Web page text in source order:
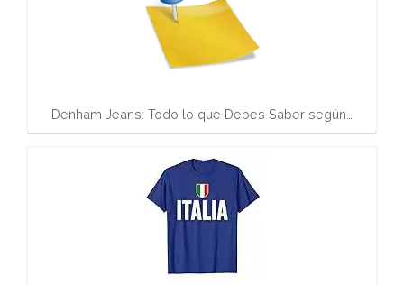
Denham Jeans: Todo lo que Debes Saber según…